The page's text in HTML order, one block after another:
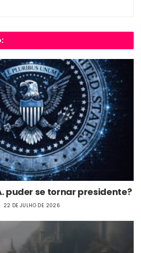
puder se tornar presidente?
22 DE JULHO DE 2026